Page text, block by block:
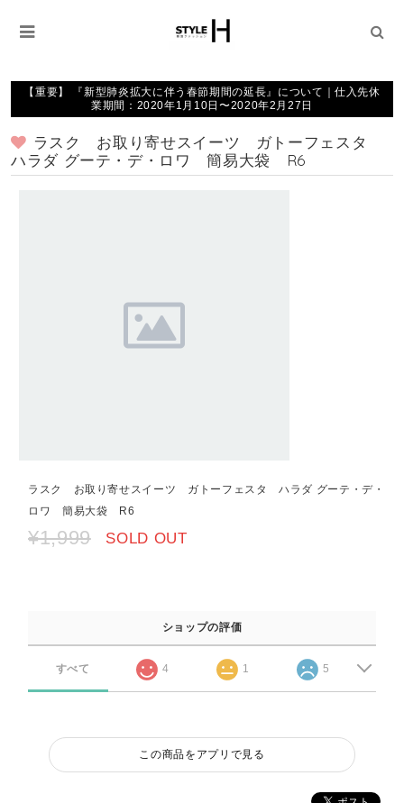
【重要】 『新型肺炎拡大に伴う春節期間の延長』について｜仕入先休
業期間：2020年1月10日〜2020年2月27日
ラスク お取り寄せスイーツ ガトーフェスタ
ハラダ グーテ・デ・ロワ 簡易大袋 R6
ラスク お取り寄せスイーツ ガトーフェスタ ハラダ グーテ・デ・
ロワ 簡易大袋 R6
¥1,999 SOLD OUT
ショップの評価
すべて 4 1 5
この商品をアプリで見る